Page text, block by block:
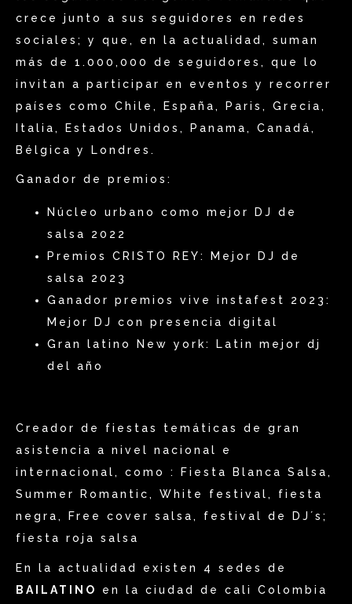
crece junto a sus seguidores en redes
sociales; y que, en la actualidad, suman
más de 1.000,000 de seguidores, que lo
invitan a participar en eventos y recorrer
países como Chile, España, Paris, Grecia,
Italia, Estados Unidos, Panama, Canadá,
Bélgica y Londres.
Ganador de premios:
Núcleo urbano como mejor DJ de
salsa 2022
Premios CRISTO REY: Mejor DJ de
salsa 2023
Ganador premios vive instafest 2023:
Mejor DJ con presencia digital
Gran latino New york: Latin mejor dj
del año
Creador de fiestas temáticas de gran
asistencia a nivel nacional e
internacional, como : Fiesta Blanca Salsa,
Summer Romantic, White festival, fiesta
negra, Free cover salsa, festival de DJ´s;
fiesta roja salsa
En la actualidad existen 4 sedes de
BAILATINO
en la ciudad de cali Colombia